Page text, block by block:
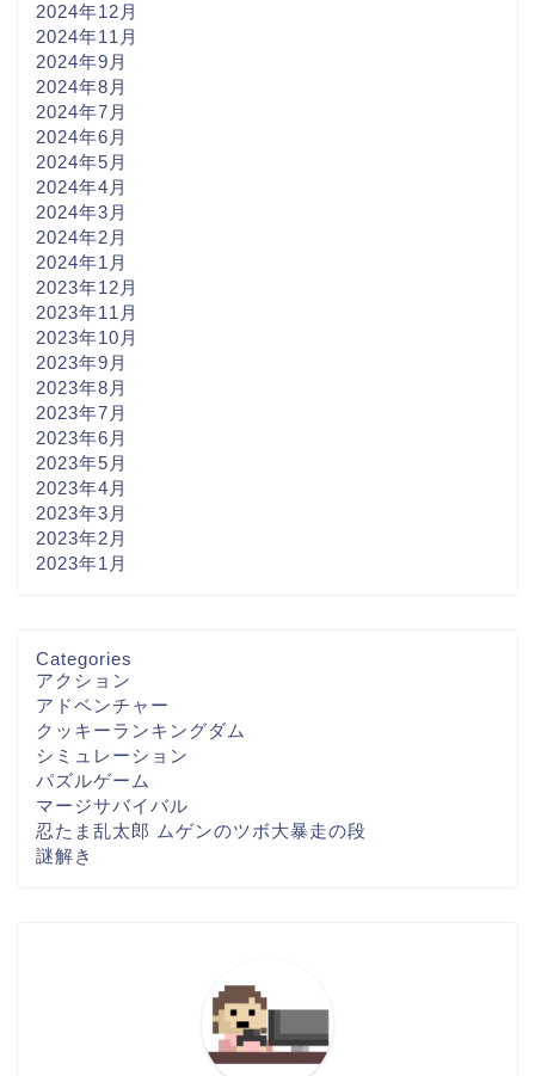
2024年12月
2024年11月
2024年9月
2024年8月
2024年7月
2024年6月
2024年5月
2024年4月
2024年3月
2024年2月
2024年1月
2023年12月
2023年11月
2023年10月
2023年9月
2023年8月
2023年7月
2023年6月
2023年5月
2023年4月
2023年3月
2023年2月
2023年1月
Categories
アクション
アドベンチャー
クッキーランキングダム
シミュレーション
パズルゲーム
マージサバイバル
忍たま乱太郎 ムゲンのツボ大暴走の段
謎解き